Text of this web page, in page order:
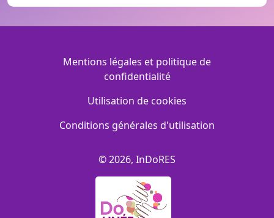
Menu Footer
Mentions légales et politique de
confidentialité
Utilisation de cookies
Conditions générales d'utilisation
© 2026, InDoRES